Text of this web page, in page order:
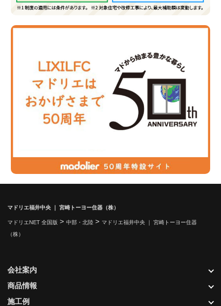
マドリエ福井中央 ｜ 宮崎トーヨー住器（株）
マドリエNET 全国版 > 中部・北陸 > マドリエ福井中央 ｜ 宮崎トーヨー住器
（株）
会社案内
商品情報
施工例